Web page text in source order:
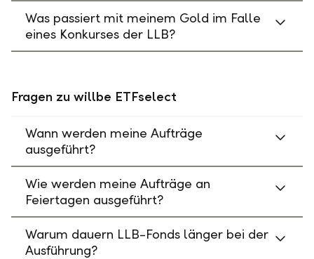
Was passiert mit meinem Gold im Falle
eines Konkurses der LLB?
Fragen zu willbe ETFselect
Wann werden meine Aufträge
ausgeführt?
Wie werden meine Aufträge an
Feiertagen ausgeführt?
Warum dauern LLB-Fonds länger bei der
Ausführung?